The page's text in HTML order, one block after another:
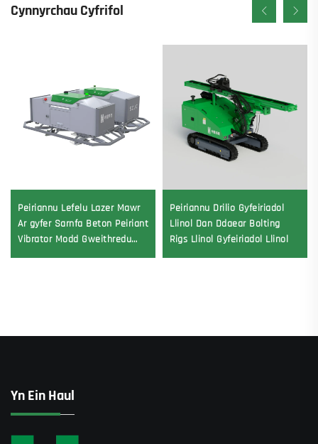
Cynnyrchau Cyfrifol
Peiriannu Lefelu Lazer Mawr
Ar gyfer Sarnfa Beton Peiriant
Vibrator Modd Gweithredu
Cynhwysion Sylfaenol yn
Peiriannu Drilio Gyfeiriadol
Llinol Dan Ddaear Bolting
Rigs Llinol Gyfeiriadol Llinol
Yn Ein Haul